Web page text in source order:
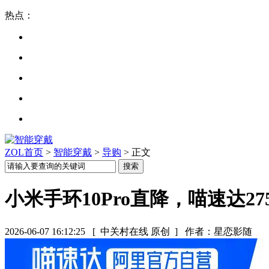
热点：
ZOL首页 > 智能穿戴 > 导购 > 正文
小米手环10Pro直降，喵速达
2026-06-07 16:12:25 [ 中关村在线 原创 ] 作者：星恋影随